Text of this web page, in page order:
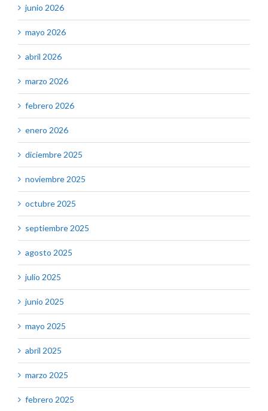
junio 2026
mayo 2026
abril 2026
marzo 2026
febrero 2026
enero 2026
diciembre 2025
noviembre 2025
octubre 2025
septiembre 2025
agosto 2025
julio 2025
junio 2025
mayo 2025
abril 2025
marzo 2025
febrero 2025